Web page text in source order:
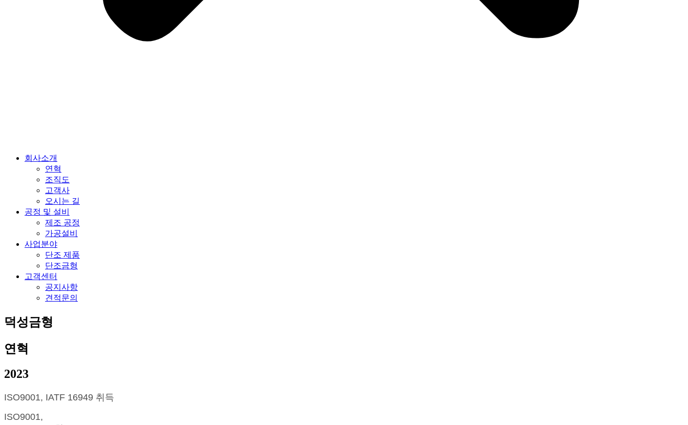
회사소개
연혁
조직도
고객사
오시는 길
공정 및 설비
제조 공정
가공설비
사업분야
단조 제품
단조금형
고객센터
공지사항
견적문의
덕성금형
연혁
2023
ISO9001, IATF 16949 취득
ISO9001,